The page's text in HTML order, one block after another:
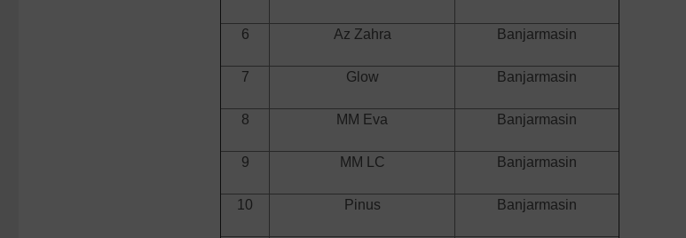
6 Az Zahra Banjarmasin
7 Glow Banjarmasin
8 MM Eva Banjarmasin
9 MM LC Banjarmasin
10 Pinus Banjarmasin